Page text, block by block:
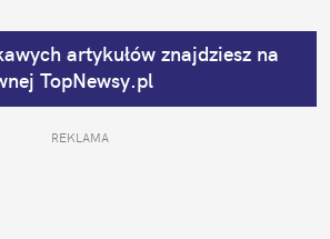
artykułów znajdziesz na
TopNewsy.pl
REKLAMA